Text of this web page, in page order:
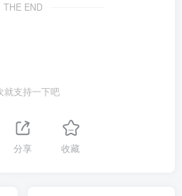
THE END
就支持一下吧
分享 收藏